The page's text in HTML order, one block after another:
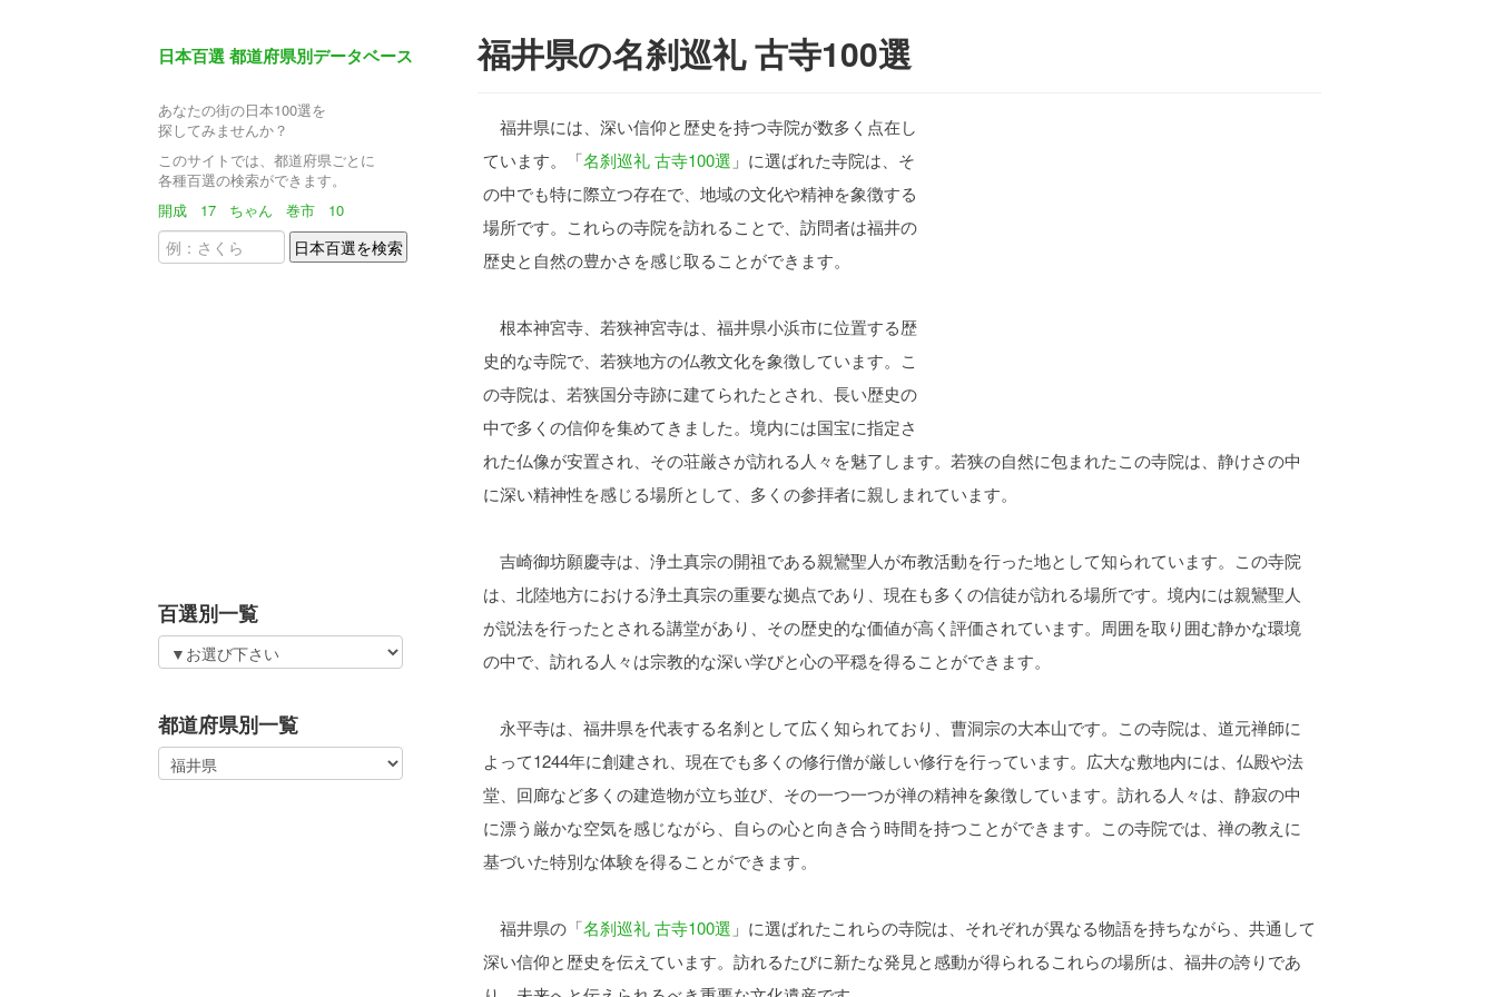
日本百選 都道府県別データベース
あなたの街の日本100選を
探してみませんか？
このサイトでは、都道府県ごとに
各種百選の検索ができます。
開成
17 ちゃん 巻市 10
百選別一覧
都道府県別一覧
福井県の名刹巡礼 古寺100選
福井県には、深い信仰と歴史を持つ寺院が数多く点在し
ています。「名刹巡礼 古寺100選 」に選ばれた寺院は、そ
の中でも特に際立つ存在で、地域の文化や精神を象徴する
場所です。これらの寺院を訪れることで、訪問者は福井の
歴史と自然の豊かさを感じ取ることができます。
根本神宮寺、若狭神宮寺は、福井県小浜市に位置する歴
史的な寺院で、若狭地方の仏教文化を象徴しています。こ
の寺院は、若狭国分寺跡に建てられたとされ、長い歴史の
中で多くの信仰を集めてきました。境内には国宝に指定さ
れた仏像が安置され、その荘厳さが訪れる人々を魅了します。若狭の自然に包まれたこの寺院は、静けさの中
に深い精神性を感じる場所として、多くの参拝者に親しまれています。
吉崎御坊願慶寺は、浄土真宗の開祖である親鸞聖人が布教活動を行った地として知られています。この寺院
は、北陸地方における浄土真宗の重要な拠点であり、現在も多くの信徒が訪れる場所です。境内には親鸞聖人
が説法を行ったとされる講堂があり、その歴史的な価値が高く評価されています。周囲を取り囲む静かな環境
の中で、訪れる人々は宗教的な深い学びと心の平穏を得ることができます。
永平寺は、福井県を代表する名刹として広く知られており、曹洞宗の大本山です。この寺院は、道元禅師に
よって1244年に創建され、現在でも多くの修行僧が厳しい修行を行っています。広大な敷地内には、仏殿や法
堂、回廊など多くの建造物が立ち並び、その一つ一つが禅の精神を象徴しています。訪れる人々は、静寂の中
に漂う厳かな空気を感じながら、自らの心と向き合う時間を持つことができます。この寺院では、禅の教えに
基づいた特別な体験を得ることができます。
福井県の「名刹巡礼 古寺100選 」に選ばれたこれらの寺院は、それぞれが異なる物語を持ちながら、共通して
深い信仰と歴史を伝えています。訪れるたびに新たな発見と感動が得られるこれらの場所は、福井の誇りであ